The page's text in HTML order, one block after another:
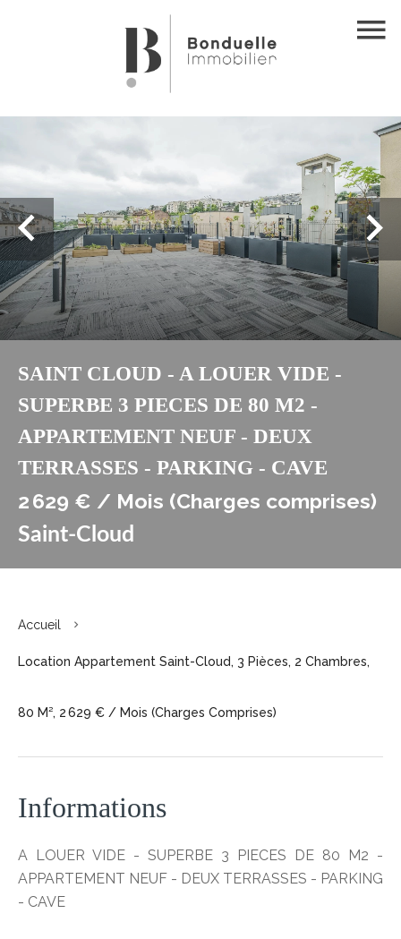
SAINT CLOUD - A LOUER VIDE -
SUPERBE 3 PIECES DE 80 M2 -
APPARTEMENT NEUF - DEUX
TERRASSES - PARKING - CAVE
2 629 € / Mois (Charges comprises)
Saint-Cloud
Accueil
Location Appartement Saint-Cloud, 3 Pièces, 2 Chambres,
80 M², 2 629 € / Mois (Charges Comprises)
Informations
A LOUER VIDE - SUPERBE 3 PIECES DE 80 M2 -
APPARTEMENT NEUF - DEUX TERRASSES - PARKING
- CAVE